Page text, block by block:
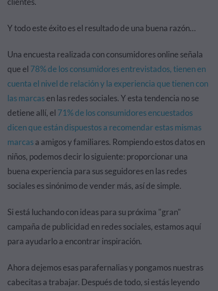
Y todo este éxito es el resultado de una buena razón…
Una encuesta realizada con consumidores online señala
que el 78% de los consumidores entrevistados, tienen en
cuenta el nivel de relación y la experiencia que tienen con
las marcasen las redes sociales. Y esta tendencia no se
detiene allí, el 71% de los consumidores encuestados
dicen que están dispuestos a recomendar estas mismas
marcasa amigos y familiares. Rompiendo estos datos en
niños, podemos decir lo siguiente: proporcionar una
buena experiencia para sus seguidores en las redes
sociales es sinónimo de vender más, así de simple.
Si está luchando con ideas para su próxima "gran"
campaña de publicidad en redes sociales, estamos aquí
para ayudarlo a encontrar inspiración.
Ahora dejemos esas parafernalias y pongamos nuestras
cabecitas a trabajar. Después de todo, si estás leyendo